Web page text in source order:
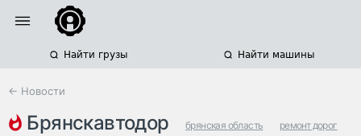
Найти грузы Найти машины
← Новости
брянскавтодор брянская область ремонт дорог